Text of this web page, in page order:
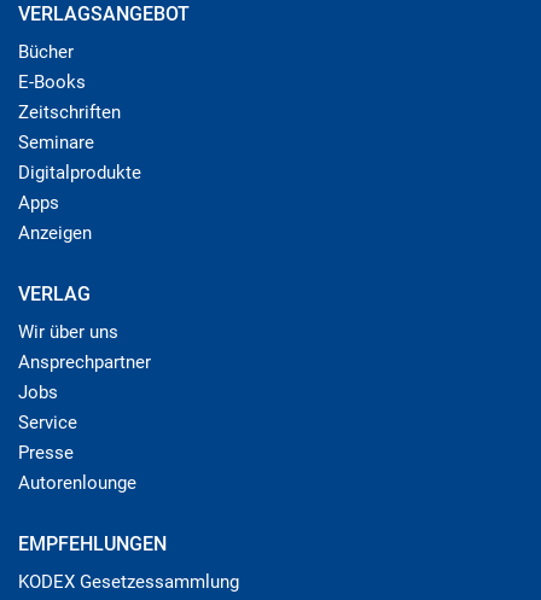
VERLAGSANGEBOT
Bücher
E-Books
Zeitschriften
Seminare
Digitalprodukte
Apps
Anzeigen
VERLAG
Wir über uns
Ansprechpartner
Jobs
Service
Presse
Autorenlounge
EMPFEHLUNGEN
KODEX Gesetzessammlung